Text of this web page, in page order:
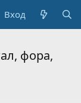
Вход
фора,